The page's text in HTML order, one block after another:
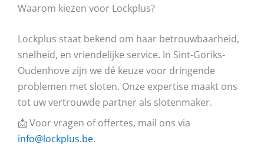
Waarom kiezen voor Lockplus?
Lockplus staat bekend om haar betrouwbaarheid,
snelheid, en vriendelijke service. In Sint-Goriks-
Oudenhove zijn we dé keuze voor dringende
problemen met sloten. Onze expertise maakt ons
tot uw vertrouwde partner als slotenmaker.
📩 Voor vragen of offertes, mail ons via
info@lockplus.be.